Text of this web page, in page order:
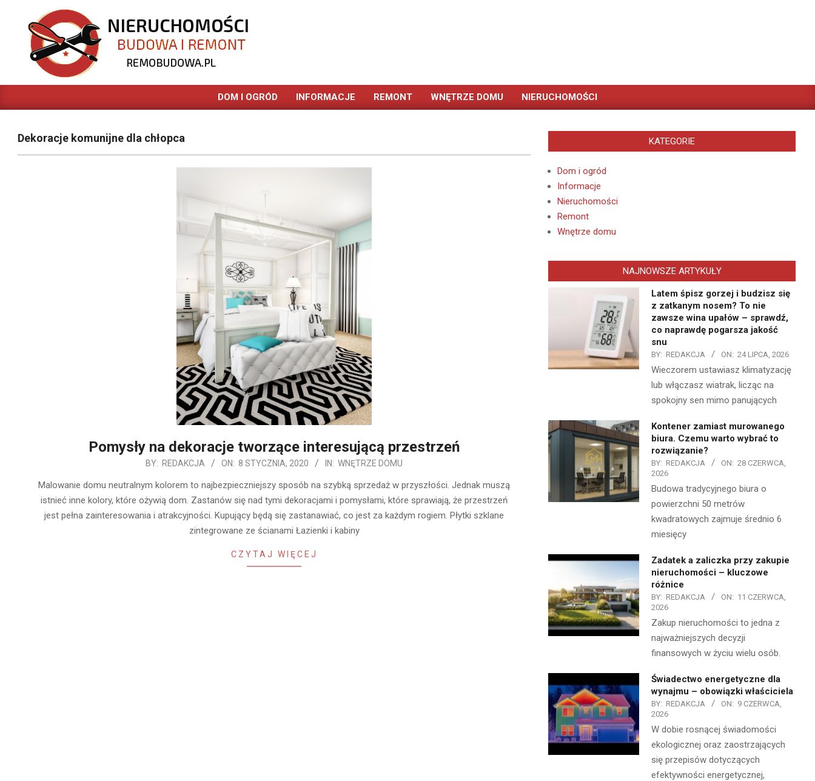
content
REMOBUDOWA.PL
Primary
DOM I OGRÓD INFORMACJE REMONT WNĘTRZE DOMU NIERUCHOMOŚCI
Dekoracje komunijne dla chłopca
Pomysły na dekoracje tworzące interesującą przestrzeń
BY: REDAKCJA ON: 8 STYCZNIA, 2020 IN: WNĘTRZE DOMU
Malowanie domu neutralnym kolorem to najbezpieczniejszy sposób na szybką sprzedaż w przyszłości. Jednak muszą
istnieć inne kolory, które ożywią dom. Zastanów się nad tymi dekoracjami i pomysłami, które sprawiają, że przestrzeń
jest pełna zainteresowania i atrakcyjności. Kupujący będą się zastanawiać, co jest za każdym rogiem. Płytki szklane
zintegrowane ze ścianami Łazienki i kabiny
CZYTAJ WIĘCEJ
KATEGORIE
Dom i ogród
Informacje
Nieruchomości
Remont
Wnętrze domu
NAJNOWSZE ARTYKUŁY
Latem śpisz gorzej i budzisz się
z zatkanym nosem? To nie
zawsze wina upałów – sprawdź,
co naprawdę pogarsza jakość
snu
BY: REDAKCJA ON: 24 LIPCA, 2026
Wieczorem ustawiasz klimatyzację
lub włączasz wiatrak, licząc na
spokojny sen mimo panujących
Kontener zamiast murowanego
biura. Czemu warto wybrać to
rozwiązanie?
BY: REDAKCJA ON: 28 CZERWCA,
2026
Budowa tradycyjnego biura o
powierzchni 50 metrów
kwadratowych zajmuje średnio 6
miesięcy
Zadatek a zaliczka przy zakupie
nieruchomości – kluczowe
różnice
BY: REDAKCJA ON: 11 CZERWCA,
2026
Zakup nieruchomości to jedna z
najważniejszych decyzji
finansowych w życiu wielu osób.
Świadectwo energetyczne dla
wynajmu – obowiązki właściciela
BY: REDAKCJA ON: 9 CZERWCA,
2026
W dobie rosnącej świadomości
ekologicznej oraz zaostrzających
się przepisów dotyczących
efektywności energetycznej,